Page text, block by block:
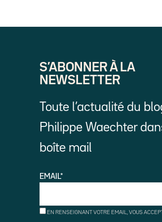
S’ABONNER À LA
NEWSLETTER
Toute l’actualité du
Philippe Waechter
boîte mail
EMAIL*
EN RENSEIGNANT VOTRE EMAIL, VOUS